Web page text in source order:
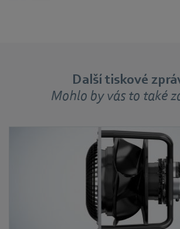
Další tiskové
Mohlo by vás to také